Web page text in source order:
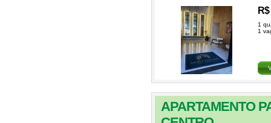
1
1
APARTAMENTO